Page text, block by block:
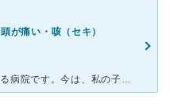
が痛い・咳（セキ）
わたしが、子供のころから通っている病院です。今は、私の子どもたちもお世話になっています。以前の院長先生も穏やかだったけど、若先生も、とても優しくて気さくな方なので、安心して受診できます。 また、